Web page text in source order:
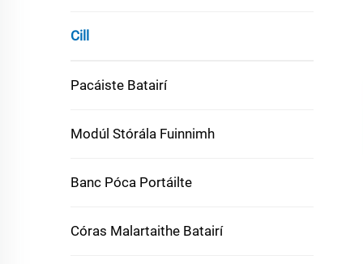
Cill
Pacáiste Batairí
Modúl Stórála Fuinnimh
Banc Póca Portáilte
Córas Malartaithe Batairí